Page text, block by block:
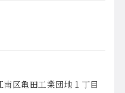
区亀田工業団地１丁目